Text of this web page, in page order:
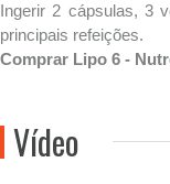
Ingerir 2 cápsulas, 3
principais refeições.
Comprar Lipo 6 -
Vídeo